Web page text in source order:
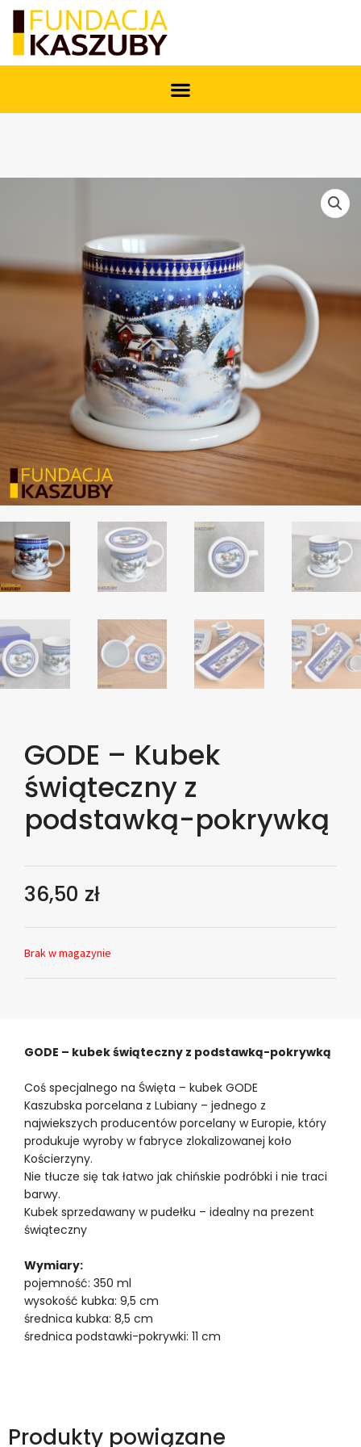
GODE – Kubek
świąteczny z
podstawką-pokrywką
36,50 zł
Brak w magazynie
GODE – kubek świąteczny z podstawką-pokrywką
Coś specjalnego na Święta – kubek GODE
Kaszubska porcelana z Lubiany – jednego z
najwiekszych producentów porcelany w Europie, który
produkuje wyroby w fabryce zlokalizowanej koło
Kościerzyny.
Nie tłucze się tak łatwo jak chińskie podróbki i nie traci
barwy.
Kubek sprzedawany w pudełku – idealny na prezent
świąteczny
Wymiary:
pojemność: 350 ml
wysokość kubka: 9,5 cm
średnica kubka: 8,5 cm
średnica podstawki-pokrywki: 11 cm
Produkty powiązane